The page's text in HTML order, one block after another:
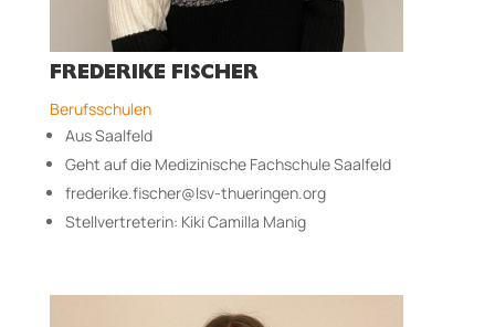
FREDERIKE FISCHER
Berufsschulen
Aus Saalfeld
Geht auf die Medizinische Fachschule Saalfeld
frederike.fischer@lsv-thueringen.org
Stellvertreterin: Kiki Camilla Manig